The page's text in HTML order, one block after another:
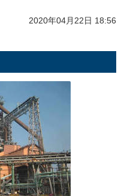
2020年04月22日 18:56